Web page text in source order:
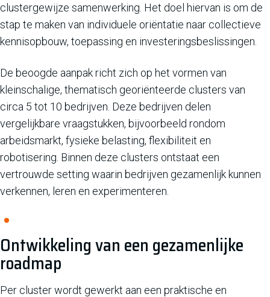
clustergewijze samenwerking. Het doel hiervan is om de
stap te maken van individuele oriëntatie naar collectieve
kennisopbouw, toepassing en investeringsbeslissingen.
De beoogde aanpak richt zich op het vormen van
kleinschalige, thematisch georiënteerde clusters van
circa 5 tot 10 bedrijven. Deze bedrijven delen
vergelijkbare vraagstukken, bijvoorbeeld rondom
arbeidsmarkt, fysieke belasting, flexibiliteit en
robotisering. Binnen deze clusters ontstaat een
vertrouwde setting waarin bedrijven gezamenlijk kunnen
verkennen, leren en experimenteren.
Ontwikkeling van een gezamenlijke
roadmap
Per cluster wordt gewerkt aan een praktische en